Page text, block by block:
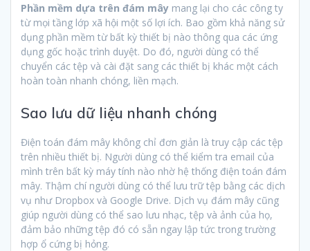
Phần mềm dựa trên đám mây mang lại cho các công ty
từ mọi tầng lớp xã hội một số lợi ích. Bao gồm khả năng sử
dụng phần mềm từ bất kỳ thiết bị nào thông qua các ứng
dụng gốc hoặc trình duyệt. Do đó, người dùng có thể
chuyển các tệp và cài đặt sang các thiết bị khác một cách
hoàn toàn nhanh chóng, liền mạch.
Sao lưu dữ liệu nhanh chóng
Điện toán đám mây không chỉ đơn giản là truy cập các tệp
trên nhiều thiết bị. Người dùng có thể kiểm tra email của
mình trên bất kỳ máy tính nào nhờ hệ thống điện toán đám
mây. Thậm chí người dùng có thể lưu trữ tệp bằng các dịch
vụ như Dropbox và Google Drive. Dịch vụ đám mây cũng
giúp người dùng có thể sao lưu nhạc, tệp và ảnh của họ,
đảm bảo những tệp đó có sẵn ngay lập tức trong trường
hợp ổ cứng bị hỏng.